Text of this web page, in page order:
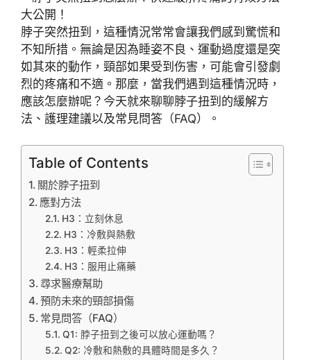
脖子突然扭到，這種情況常常會讓我們感到驚慌和
不知所措。無論是因為睡姿不良、運動過度還是突
如其來的動作，頸部如果受到伤害，可能會引發劇
烈的疼痛和不適。那麼，當我們遇到這種情況時，
應該怎麼辦呢？今天就來聊聊脖子扭到的緩解方
法、護理建議以及常見問答（FAQ）。
Table of Contents
關於脖子扭到
應對方法
H3：立刻休息
H3：冷敷與熱敷
H3：輕柔拉伸
H3：服用止痛藥
尋求醫療幫助
預防未來的頸部損傷
常見問答（FAQ）
Q1: 脖子扭到之後可以放心運動嗎？
Q2: 冷敷和熱敷的具體時間是多久？